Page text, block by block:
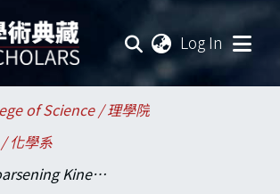
Log In
Collections
of Science / 理學院
化學系
Particle Coarsening Kinetics During Thermal Decompositions:CdO from CdCO3